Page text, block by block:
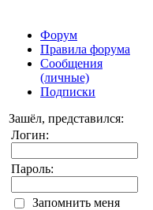
Форум
Правила форума
Сообщения
(личные)
Подписки
Зашёл, представился:
Логин:
Пароль:
Запомнить меня